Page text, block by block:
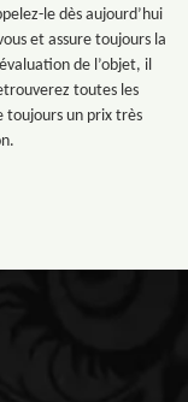
le dès aujourd’hui
et assure toujours la
de l’objet, il
toutes les
toujours un prix très